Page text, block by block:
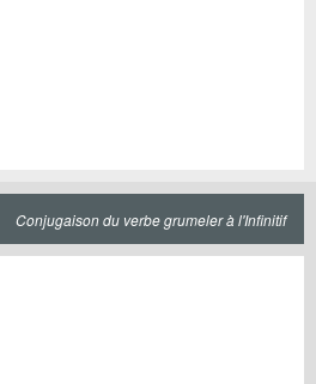
Conjugaison du verbe grumeler à l'Infinitif